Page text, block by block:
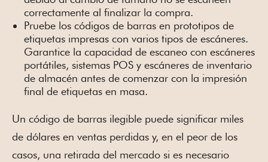
correctamente al finalizar la compra.
Pruebe los códigos de barras en prototipos de
etiquetas impresas con varios tipos de escáneres.
Garantice la capacidad de escaneo con escáneres
portátiles, sistemas POS y escáneres de inventario
de almacén antes de comenzar con la impresión
final de etiquetas en masa.
Un código de barras ilegible puede significar miles
de dólares en ventas perdidas y, en el peor de los
casos, una retirada del mercado si es necesario